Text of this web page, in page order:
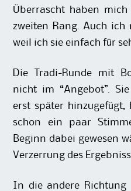
Überrascht haben
zweiten Rang. Auch ich
weil ich sie einfach für
Die Tradi-Runde mit
nicht im “Angebot”.
erst später
schon ein paar
Beginn dabei gewesen
Verzerrung des
In die andere